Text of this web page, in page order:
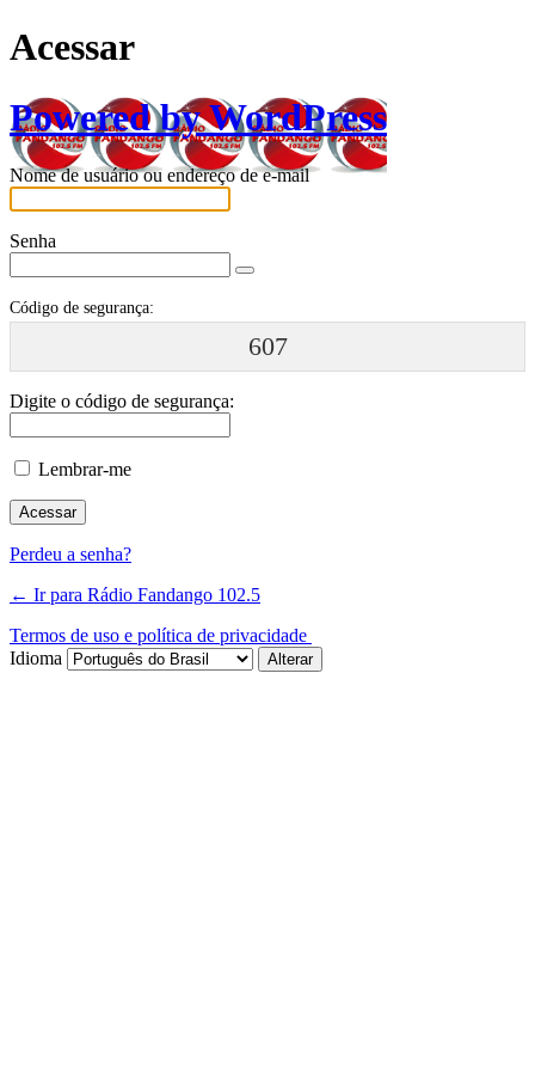
Acessar
Powered by WordPress
Nome de usuário ou endereço de e-mail
Senha
Código de segurança:
607
Digite o código de segurança:
Lembrar-me
Perdeu a senha?
← Ir para Rádio Fandango 102.5
Termos de uso e política de privacidade
Idioma